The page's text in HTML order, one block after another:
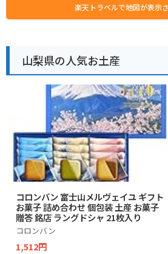
楽天トラベルで地図が表示さ
山梨県の人気お土産
コロンバン 富士山メルヴェイユ ギフト
お菓子 詰め合わせ 個包装 土産 お菓子
贈答 銘店 ラングドシャ 21枚入り
コロンバン
1,512円